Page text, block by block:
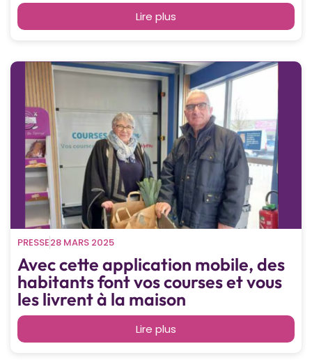
Lire plus
PRESSE28 MARS 2025
Avec cette application mobile, des
habitants font vos courses et vous
les livrent à la maison
Lire plus